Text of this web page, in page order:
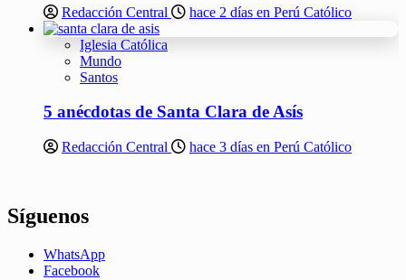
Redacción Central hace 2 días en Perú Católico
Iglesia Católica
Mundo
Santos
5 anécdotas de Santa Clara de Asís
Redacción Central hace 3 días en Perú Católico
Síguenos
WhatsApp
Facebook